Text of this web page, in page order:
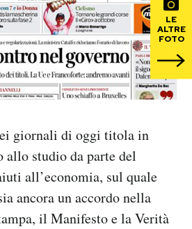
LE
ALTRE
FOTO
giornali di oggi titola in
allo studio da parte del
all’economia, sul quale
ancora un accordo nella
il Manifesto e la Verità